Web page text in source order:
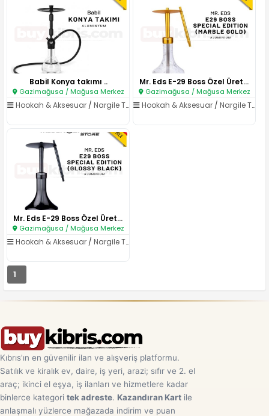
Babil Konya takımı ..
Gazimağusa / Mağusa Merkez
Hookah & Aksesuar / Nargile Takımları
Mr. Eds E-29 Boss Özel Üretim ..
Gazimağusa / Mağusa Merkez
Hookah & Aksesuar /Nargile Takımları
Mr. Eds E-29 Boss Özel Üretim ..
Gazimağusa / Mağusa Merkez
Hookah & Aksesuar / Nargile Takımları
1
Kıbrıs'ın en güvenilir ilan ve alışveriş platformu.
Satılık ve kiralık ev, daire, iş yeri, arazi; sıfır ve 2. el
araç; ikinci el eşya, iş ilanları ve hizmetlere kadar
binlerce kategori tek adreste. Kazandıran Kart ile
anlaşmalı yüzlerce mağazada indirim ve puan